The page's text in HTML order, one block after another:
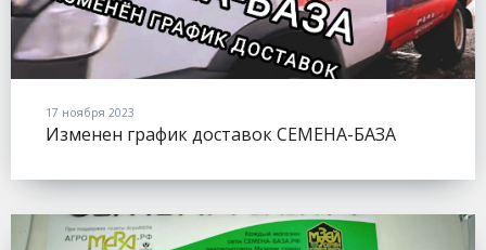
17 ноября 2023
Изменен график доставок СЕМЕНА-БАЗА